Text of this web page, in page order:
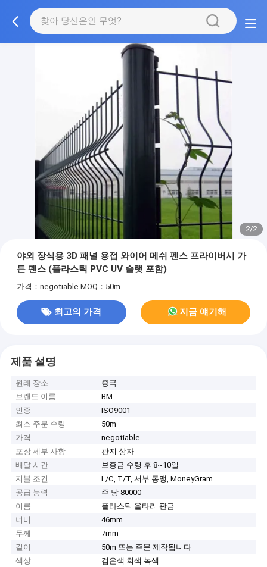
2/2
야외 장식용 3D 패널 용접 와이어 메쉬 펜스 프라이버시 가
든 펜스 (플라스틱 PVC UV 슬랫 포함)
가격：negotiable MOQ：50m
최고의 가격 지금 얘기해
제품 설명
원래 장소
중국
브랜드 이름
BM
인증
ISO9001
최소 주문 수량
50m
가격
negotiable
포장 세부 사항
판지 상자
배달 시간
보증금 수령 후 8~10일
지불 조건
L/C, T/T, 서부 동맹, MoneyGram
공급 능력
주 당 80000
이름
플라스틱 울타리 판금
너비
46mm
두께
7mm
길이
50m 또는 주문 제작됩니다
색상
검은색 회색 녹색